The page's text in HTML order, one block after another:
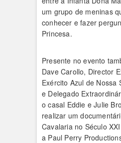
um grupo de meninas
conhecer e fazer
Princesa.
Presente no evento
Dave Carollo, Director
Exército Azul de Nossa
e Delegado
o casal Eddie e Julie
realizar um
Cavalaria no Século
a Paul Perry